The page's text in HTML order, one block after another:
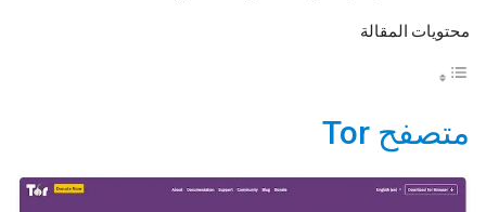
محتويات المقالة
متصفح Tor